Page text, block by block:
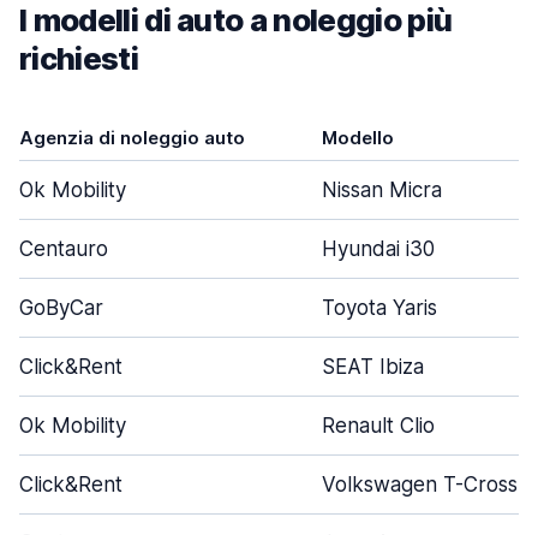
I modelli di auto a noleggio più
richiesti
Agenzia di noleggio auto Modello
Ok Mobility Nissan Micra
Centauro Hyundai i30
GoByCar Toyota Yaris
Click&Rent SEAT Ibiza
Ok Mobility Renault Clio
Click&Rent Volkswagen T-Cross